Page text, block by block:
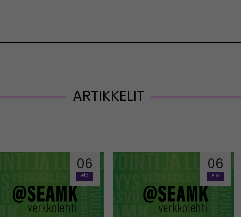
ARTIKKELIT
06
elo
06
elo